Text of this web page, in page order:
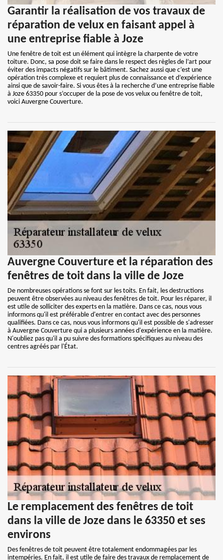
Garantir la réalisation de vos travaux de
réparation de velux en faisant appel à
une entreprise fiable à Joze
Une fenêtre de toit est un élément qui intègre la charpente de votre
toiture. Donc, sa pose doit se faire dans le respect des règles de l’art pour
éviter des impacts négatifs sur le bâtiment. Sachez aussi que c’est une
opération très complexe et requiert plus de connaissance et d’expérience
ainsi que de savoir-faire. Si vous êtes à la recherche d’une entreprise fiable
à Joze 63350 pour s’occuper de la pose de vos velux ou fenêtre de toit,
voici Auvergne Couverture.
Auvergne Couverture et la réparation des
fenêtres de toit dans la ville de Joze
De nombreuses opérations se font sur les toits. En fait, les destructions
peuvent être observées au niveau des fenêtres de toit. Pour les réparer, il
est utile de solliciter des experts en la matière. Dans ce cas, nous vous
informons qu'il est préférable d'entrer en contact avec des personnes
qualifiées. Dans ce cas, nous vous informons qu'il est possible de s'adresser
à Auvergne Couverture qui a plusieurs années d'expérience en la matière.
N'oubliez pas qu'il a pu suivre des formations spécifiques au niveau des
centres agréés par l'État.
Le remplacement des fenêtres de toit
dans la ville de Joze dans le 63350 et ses
environs
Des fenêtres de toit peuvent être totalement endommagées par les
intempéries. En fait, il est utile de faire des travaux de remplacement de